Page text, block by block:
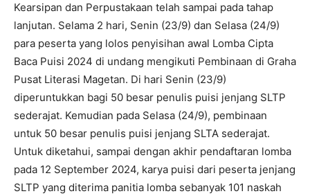
Kearsipan dan Perpustakaan telah sampai pada tahap
lanjutan. Selama 2 hari, Senin (23/9) dan Selasa (24/9)
para peserta yang lolos penyisihan awal Lomba Cipta
Baca Puisi 2024 di undang mengikuti Pembinaan di Graha
Pusat Literasi Magetan. Di hari Senin (23/9)
diperuntukkan bagi 50 besar penulis puisi jenjang SLTP
sederajat. Kemudian pada Selasa (24/9), pembinaan
untuk 50 besar penulis puisi jenjang SLTA sederajat.
Untuk diketahui, sampai dengan akhir pendaftaran lomba
pada 12 September 2024, karya puisi dari peserta jenjang
SLTP yang diterima panitia lomba sebanyak 101 naskah